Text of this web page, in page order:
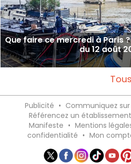
Que faire ce mercredi à Paris
du 12 août
Publicité • Communiquez
Référencez un établissement
Manifeste • Mentions
confidentialité • Mon